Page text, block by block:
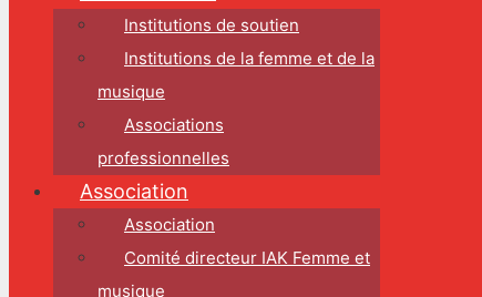
Institutions de soutien
Institutions de la femme et de la
musique
Associations
professionnelles
Association
Association
Comité directeur IAK Femme et
musique